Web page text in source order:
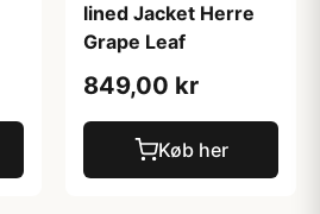
lined Jacket Herre
Grape Leaf
849,00 kr
Køb her